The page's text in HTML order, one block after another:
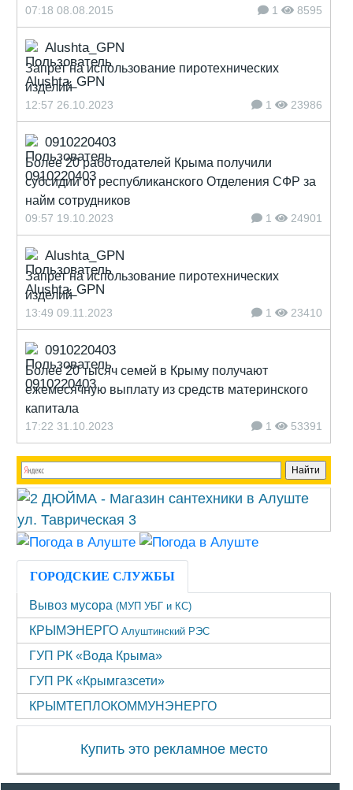
07:18 08.08.2015 1 8595
Alushta_GPN
Запрет на использование пиротехнических
изделий
12:57 26.10.2023 1 23986
0910220403
Более 20 работодателей Крыма получили
субсидии от республиканского Отделения СФР за
найм сотрудников
09:57 19.10.2023 1 24901
Alushta_GPN
Запрет на использование пиротехнических
изделий
13:49 09.11.2023 1 23410
0910220403
Более 20 тысяч семей в Крыму получают
ежемесячную выплату из средств материнского
капитала
17:22 31.10.2023 1 53391
ГОРОДСКИЕ СЛУЖБЫ
Вывоз мусора (МУП УБГ и КС)
КРЫМЭНЕРГО Алуштинский РЭС
ГУП РК «Вода Крыма»
ГУП РК «Крымгазсети»
КРЫМТЕПЛОКОММУНЭНЕРГО
Купить это рекламное место